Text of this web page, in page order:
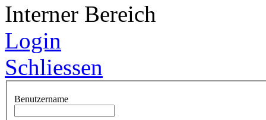
Interner Bereich
Login
Schliessen
Benutzername